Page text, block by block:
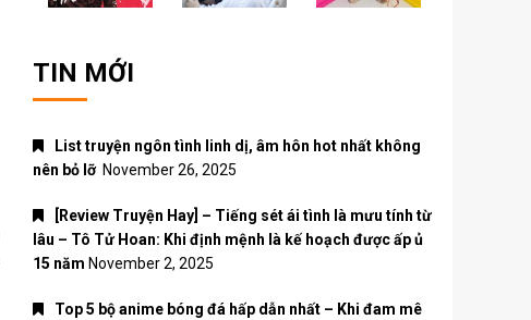
TIN MỚI
List truyện ngôn tình linh dị, âm hôn hot nhất không
nên bỏ lỡ November 26, 2025
[Review Truyện Hay] – Tiếng sét ái tình là mưu tính từ
lâu – Tô Tử Hoan: Khi định mệnh là kế hoạch được ấp ủ
15 năm November 2, 2025
Top 5 bộ anime bóng đá hấp dẫn nhất – Khi đam mê